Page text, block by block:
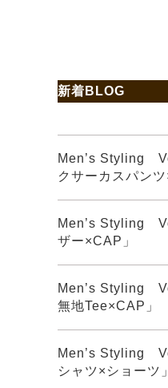
新着BLOG
Men’s Styling
クサーカスパンツ
Men’s Styling
ザー×CAP」
Men’s Styling
無地Tee×CAP」
Men’s Styling
シャツ×ショーツ」